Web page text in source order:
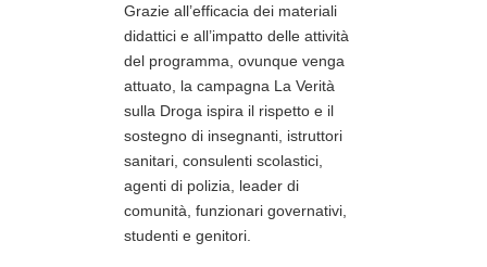
Grazie all’efficacia dei materiali
didattici e all’impatto delle attività
del programma, ovunque venga
attuato, la campagna La Verità
sulla Droga ispira il rispetto e il
sostegno di insegnanti, istruttori
sanitari, consulenti scolastici,
agenti di polizia, leader di
comunità, funzionari governativi,
studenti e genitori.